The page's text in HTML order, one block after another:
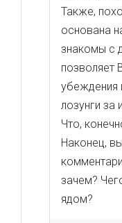
Также,
основана
знакомы с
позволяет
убеждения
лозунги за
Что,
Наконец,
зачем?
ядом?